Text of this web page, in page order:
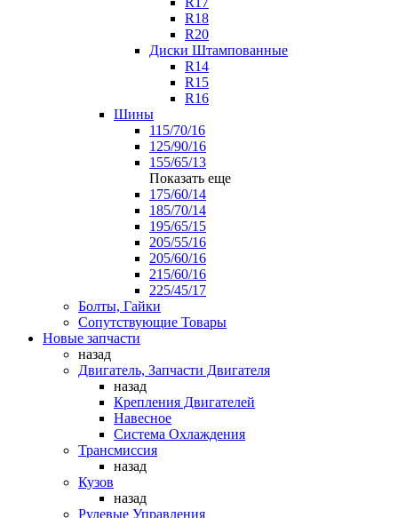
R18
R20
Диски Штампованные
R14
R15
R16
Шины
115/70/16
125/90/16
155/65/13
Показать еще
175/60/14
185/70/14
195/65/15
205/55/16
205/60/16
215/60/16
225/45/17
Болты, Гайки
Сопутствующие Товары
Новые запчасти
назад
Двигатель, Запчасти Двигателя
назад
Крепления Двигателей
Навесное
Система Охлаждения
Трансмиссия
назад
Кузов
назад
Рулевые Управления